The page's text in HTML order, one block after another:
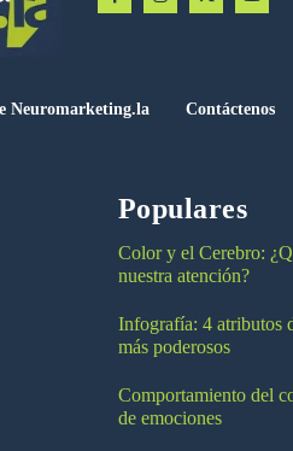
Neuromarketing.la Contáctenos
Populares
Color y el Cerebro:
nuestra atención?
Infografía: 4 atributos
más poderosos
Comportamiento del
de emociones